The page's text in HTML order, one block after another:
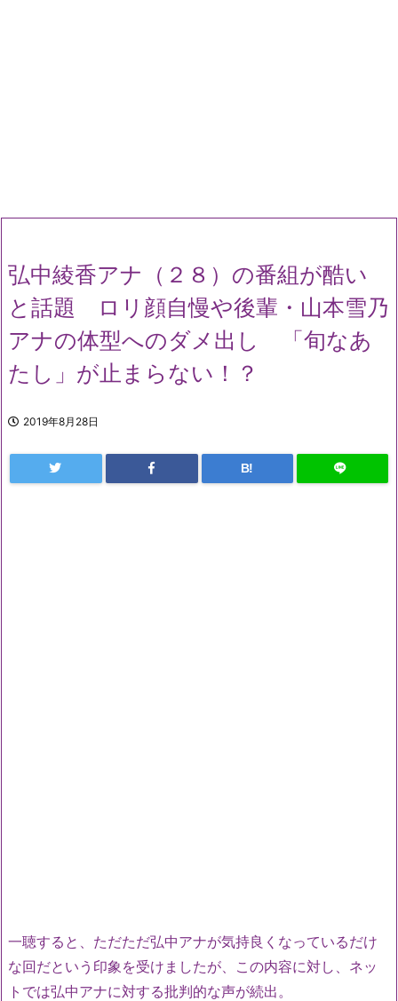
弘中綾香アナ（２８）の番組が酷い
と話題 ロリ顔自慢や後輩・山本雪乃
アナの体型へのダメ出し 「旬なあ
たし」が止まらない！？
2019年8月28日
B!
一聴すると、ただただ弘中アナが気持良くなっているだけ
な回だという印象を受けましたが、この内容に対し、ネッ
トでは弘中アナに対する批判的な声が続出。